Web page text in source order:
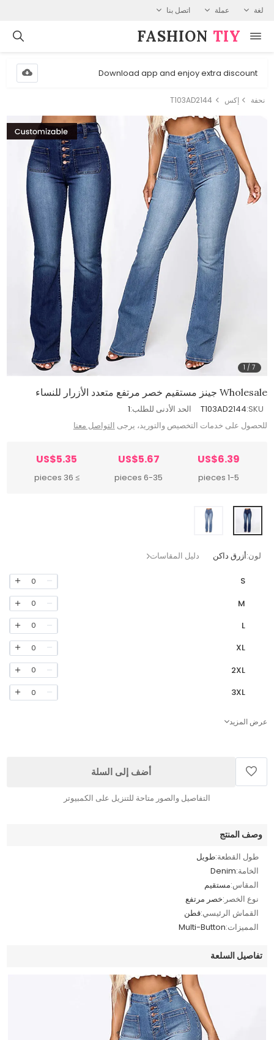
لغة عملة اتصل بنا
FASHION⁠ TIY
Download app and enjoy extra discount
نحفة إكس T103AD2144
1 /7
Wholesale جينز مستقيم خصر مرتفع متعدد الأزرار للنساء
SKU:
T103AD2144 الحد الأدنى للطلب:1
للحصول على خدمات التخصيص والتوريد، يرجى التواصل معنا
US$6.39
1-5 pieces
US$5.67
6-35 pieces
US$5.35
≥ 36 pieces
لون:أزرق داكن دليل المقاسات
S
0
M
0
L
0
XL
0
2XL
0
3XL
0
عرض المزيد
أضف إلى السلة
التفاصيل والصور متاحة للتنزيل على الكمبيوتر
وصف المنتج
طول القطعة:طويل
الخامة:Denim
المقاس:مستقيم
نوع الخصر:خصر مرتفع
القماش الرئيسي:قطن
المميزات:Multi-Button
تفاصيل السلعة